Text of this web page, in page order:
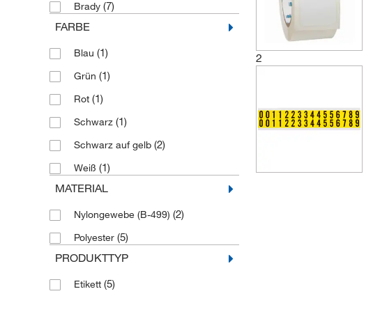
Brady (7)
FARBE
Blau (1)
Grün (1)
Rot (1)
Schwarz (1)
Schwarz auf gelb (2)
Weiß (1)
MATERIAL
Nylongewebe (B-499) (2)
Polyester (5)
PRODUKTTYP
Etikett (5)
2